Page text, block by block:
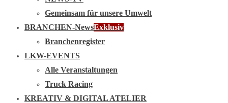
Gemeinsam für unsere Umwelt
BRANCHEN-NewsExklusiv
Branchenregister
LKW-EVENTS
Alle Veranstaltungen
Truck Racing
KREATIV & DIGITAL ATELIER